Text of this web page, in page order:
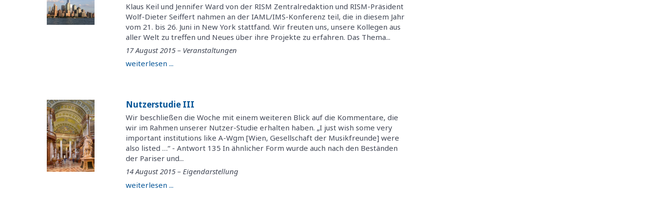
Klaus Keil und Jennifer Ward von der RISM Zentralredaktion und RISM-Präsident
Wolf-Dieter Seiffert nahmen an der IAML/IMS-Konferenz teil, die in diesem Jahr
vom 21. bis 26. Juni in New York stattfand. Wir freuten uns, unsere Kollegen aus
aller Welt zu treffen und Neues über ihre Projekte zu erfahren. Das Thema...
17 August 2015 – Veranstaltungen
weiterlesen ...
Nutzerstudie III
Wir beschließen die Woche mit einem weiteren Blick auf die Kommentare, die
wir im Rahmen unserer Nutzer-Studie erhalten haben. „I just wish some very
important institutions like A-Wgm [Wien, Gesellschaft der Musikfreunde] were
also listed …“ - Antwort 135 In ähnlicher Form wurde auch nach den Beständen
der Pariser und...
14 August 2015 – Eigendarstellung
weiterlesen ...